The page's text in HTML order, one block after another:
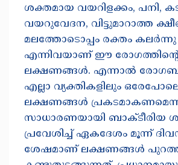
ശക്തമായ വയറിളക്കം, പനി,
വയറുവേദന, വിട്ടുമാറാത്ത
മലത്തോടൊപ്പം രക്തം
എന്നിവയാണ് ഈ രോഗത്തിന്റെ
ലക്ഷണങ്ങൾ. എന്നാൽ
എല്ലാ വ്യക്തികളിലും
ലക്ഷണങ്ങൾ
സാധാരണയായി ബാക്ടീരിയ
പ്രവേശിച്ച് ഏകദേശം മൂന്ന്
ശേഷമാണ് ലക്ഷണങ്ങൾ